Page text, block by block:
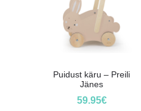
Puidust käru – Preili
Jänes
59.95€